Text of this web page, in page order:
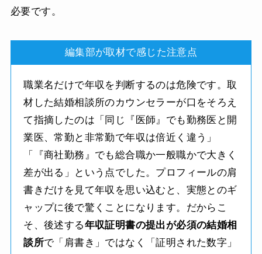
必要です。
編集部が取材で感じた注意点
職業名だけで年収を判断するのは危険です。取
材した結婚相談所のカウンセラーが口をそろえ
て指摘したのは「同じ『医師』でも勤務医と開
業医、常勤と非常勤で年収は倍近く違う」
「『商社勤務』でも総合職か一般職かで大きく
差が出る」という点でした。プロフィールの肩
書きだけを見て年収を思い込むと、実態とのギ
ャップに後で驚くことになります。だからこ
そ、後述する年収証明書の提出が必須の結婚相
談所で「肩書き」ではなく「証明された数字」